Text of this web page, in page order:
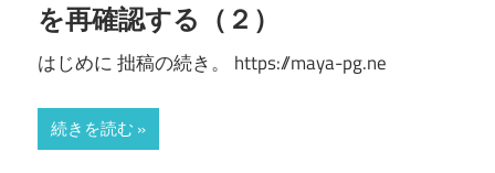
を再確認する（２）
はじめに 拙稿の続き。 https://maya-pg.ne
続きを読む